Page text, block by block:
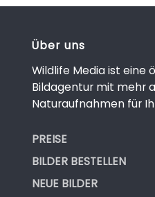
Über uns
Wildlife Media ist eine
Bildagentur mit mehr
Naturaufnahmen für
PREISE
BILDER BESTELLEN
NEUE BILDER